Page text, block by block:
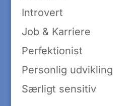
Introvert
Job & Karriere
Perfektionist
Personlig udvikling
Særligt sensitiv